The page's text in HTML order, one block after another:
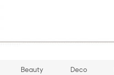
Beauty Deco